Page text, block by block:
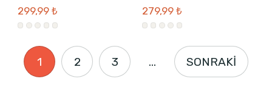
299,99 ₺ 279,99 ₺
1 2 3 ... SONRAKİ